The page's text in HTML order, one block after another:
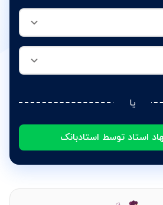
یا
استاد توسط استادبانک